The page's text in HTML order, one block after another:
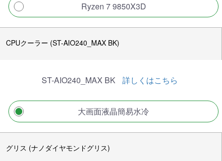
Ryzen 7 9850X3D
CPUクーラー (ST-AIO240_MAX BK)
ST-AIO240_MAX BK 詳しくはこちら
大画面液晶簡易水冷
グリス (ナノダイヤモンドグリス)